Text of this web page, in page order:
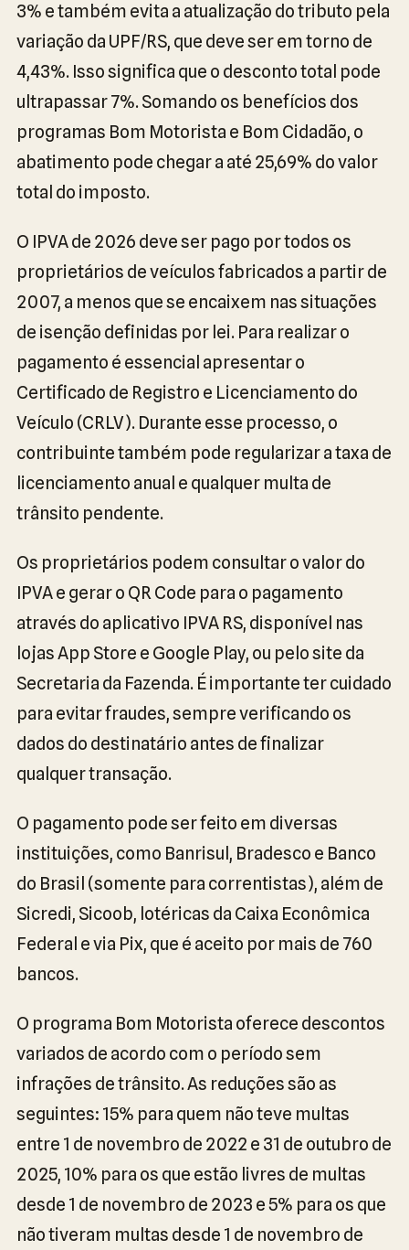
3% e também evita a atualização do tributo pela
variação da UPF/RS, que deve ser em torno de
4,43%. Isso significa que o desconto total pode
ultrapassar 7%. Somando os benefícios dos
programas Bom Motorista e Bom Cidadão, o
abatimento pode chegar a até 25,69% do valor
total do imposto.
O IPVA de 2026 deve ser pago por todos os
proprietários de veículos fabricados a partir de
2007, a menos que se encaixem nas situações
de isenção definidas por lei. Para realizar o
pagamento é essencial apresentar o
Certificado de Registro e Licenciamento do
Veículo (CRLV). Durante esse processo, o
contribuinte também pode regularizar a taxa de
licenciamento anual e qualquer multa de
trânsito pendente.
Os proprietários podem consultar o valor do
IPVA e gerar o QR Code para o pagamento
através do aplicativo IPVA RS, disponível nas
lojas App Store e Google Play, ou pelo site da
Secretaria da Fazenda. É importante ter cuidado
para evitar fraudes, sempre verificando os
dados do destinatário antes de finalizar
qualquer transação.
O pagamento pode ser feito em diversas
instituições, como Banrisul, Bradesco e Banco
do Brasil (somente para correntistas), além de
Sicredi, Sicoob, lotéricas da Caixa Econômica
Federal e via Pix, que é aceito por mais de 760
bancos.
O programa Bom Motorista oferece descontos
variados de acordo com o período sem
infrações de trânsito. As reduções são as
seguintes: 15% para quem não teve multas
entre 1 de novembro de 2022 e 31 de outubro de
2025, 10% para os que estão livres de multas
desde 1 de novembro de 2023 e 5% para os que
não tiveram multas desde 1 de novembro de